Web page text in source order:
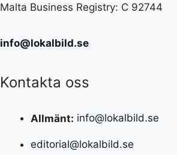
Malta Business Registry: C 92744
info@lokalbild.se
Kontakta oss
Allmänt: info@lokalbild.se
editorial@lokalbild.se